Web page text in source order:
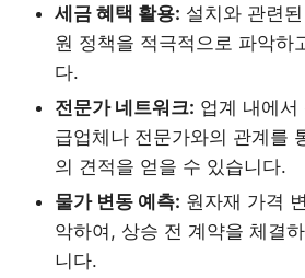
세금 혜택 활용: 설치와 관련
원 정책을 적극적으로 파악하
다.
전문가 네트워크: 업계 내에서
급업체나 전문가와의 관계를
의 견적을 얻을 수 있습니다.
물가 변동 예측: 원자재 가격
악하여, 상승 전 계약을 체결
니다.